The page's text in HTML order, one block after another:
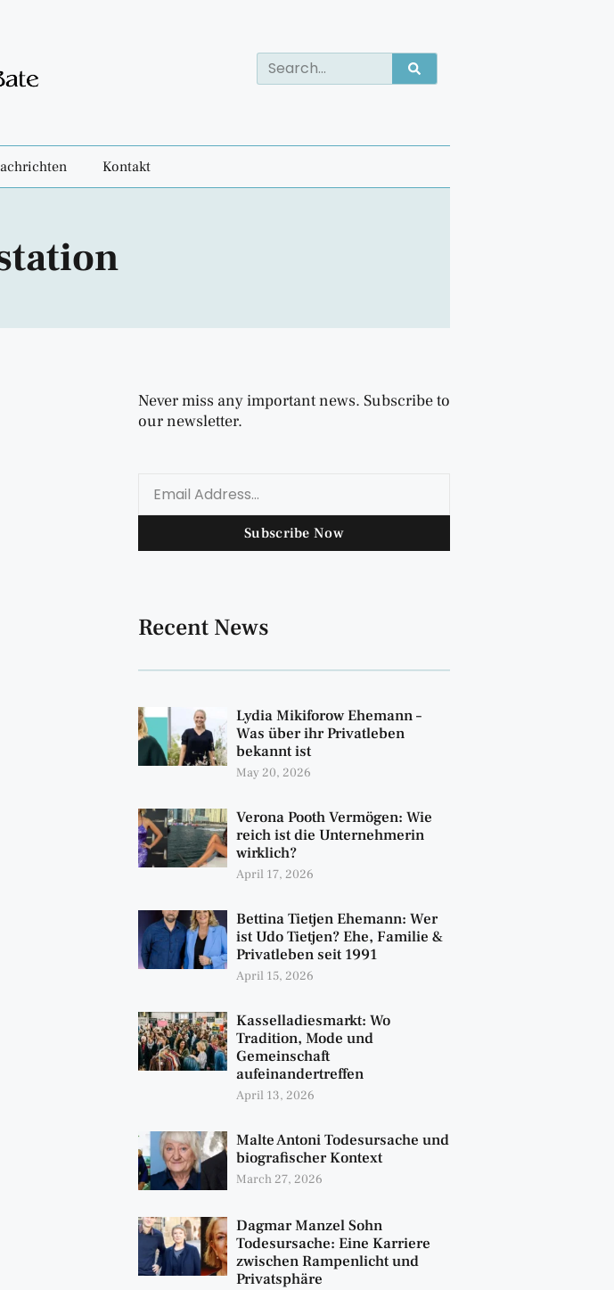
Kontakt
Never miss any important news. Subscribe to
our newsletter.
Subscribe Now
Recent News
Lydia Mikiforow Ehemann –
Was über ihr Privatleben
bekannt ist
May 20, 2026
Verona Pooth Vermögen: Wie
reich ist die Unternehmerin
wirklich?
April 17, 2026
Bettina Tietjen Ehemann: Wer
ist Udo Tietjen? Ehe, Familie &
Privatleben seit 1991
April 15, 2026
Kasselladiesmarkt: Wo
Tradition, Mode und
Gemeinschaft
aufeinandertreffen
April 13, 2026
Malte Antoni Todesursache und
biografischer Kontext
March 27, 2026
Dagmar Manzel Sohn
Todesursache: Eine Karriere
zwischen Rampenlicht und
Privatsphäre